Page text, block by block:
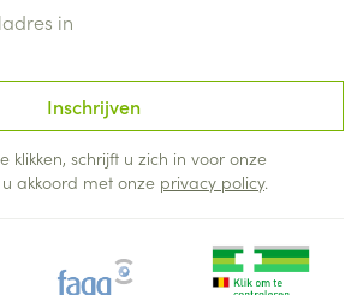
Inschrijven
klikken, schrijft u zich in voor onze
akkoord met onze privacy policy.